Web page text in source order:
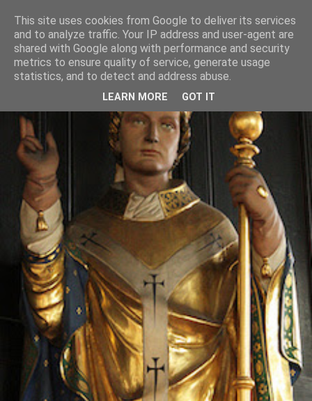
This site uses cookies from Google to deliver its services
and to analyze traffic. Your IP address and user-agent are
shared with Google along with performance and security
metrics to ensure quality of service, generate usage
statistics, and to detect and address abuse.
LEARN MORE GOT IT